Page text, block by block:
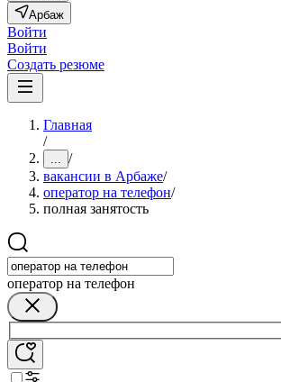
Арбаж
Войти
Войти
Создать резюме
Главная
/
... /
вакансии в Арбаже/
опeрaтoр нa тeлeфoн/
полная занятость
опeрaтoр нa тeлeфoн